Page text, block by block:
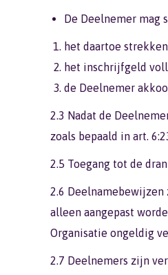
De Deelnemer mag
het daartoe
het inschrijfgeld
de Deelnemer
2.3 Nadat de
zoals bepaald in art.
2.5 Toegang tot de
2.6
alleen aangepast
Organisatie ongeldig
2.7 Deelnemers zijn